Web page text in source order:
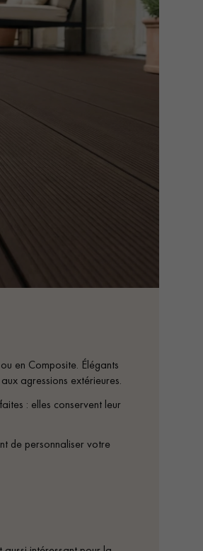
personnalisé
en Composite. Élégants
agressions extérieures.
: elles conservent leur
de personnaliser votre